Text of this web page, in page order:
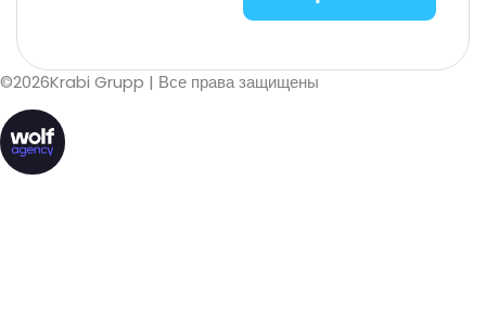
©2026Krabi Grupp | Все права защищены